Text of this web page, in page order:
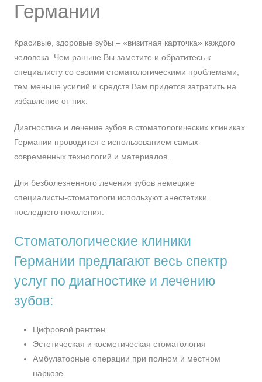
Германии
Красивые, здоровые зубы – «визитная карточка» каждого
человека. Чем раньше Вы заметите и обратитесь к
специалисту со своими стоматологическими проблемами,
тем меньше усилий и средств Вам придется затратить на
избавление от них.
Диагностика и лечение зубов в стоматологических клиниках
Германии проводится с использованием самых
современных технологий и материалов.
Для безболезненного лечения зубов немецкие
специалисты-стоматологи используют анестетики
последнего поколения.
Стоматологические клиники
Германии предлагают весь спектр
услуг по диагностике и лечению
зубов:
Цифровой рентген
Эстетическая и косметическая стоматология
Амбулаторные операции при полном и местном
наркозе